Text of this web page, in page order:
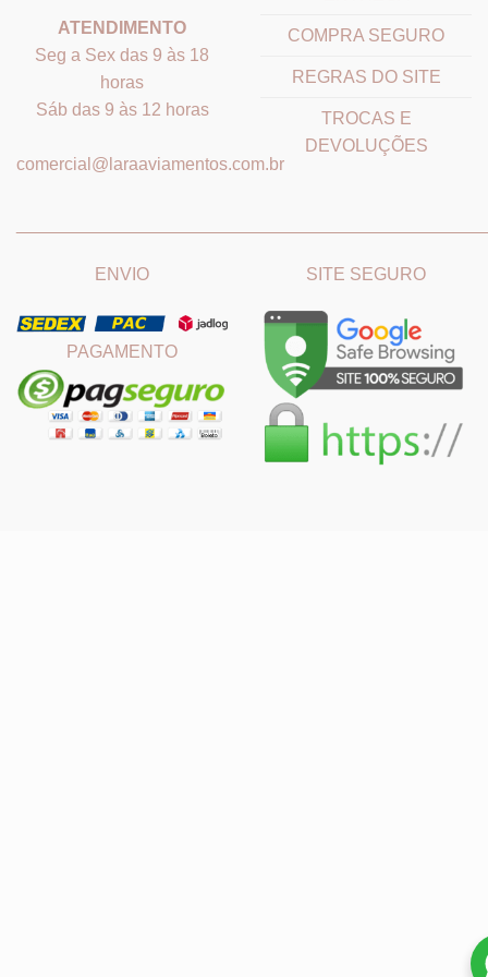
ATENDIMENTO
Seg a Sex das 9 às 18
horas
Sáb das 9 às 12 horas
comercial@laraaviamentos.com.br
COMPRA SEGURO
REGRAS DO SITE
TROCAS E
DEVOLUÇÕES
ENVIO
PAGAMENTO
SITE SEGURO